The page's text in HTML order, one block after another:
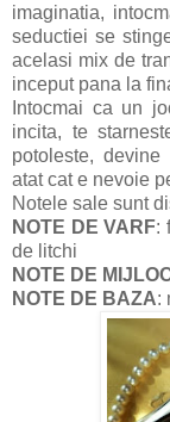
imaginatia,
seductiei se
acelasi mix de
inceput pana la
Intocmai ca un
incita, te
potoleste,
atat cat e nevoie
Notele sale sunt
NOTE DE VARF:
de litchi
NOTE DE
NOTE DE BAZA: